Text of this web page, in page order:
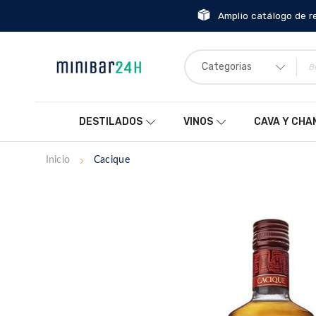
Amplio catálogo de
Categorias
DESTILADOS VINOS CAVA Y
Inicio Cacique